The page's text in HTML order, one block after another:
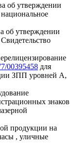
об утверждении
об утверждении
00395458 для
ЗПП уровней А,
знаков
продукции на
, уличные